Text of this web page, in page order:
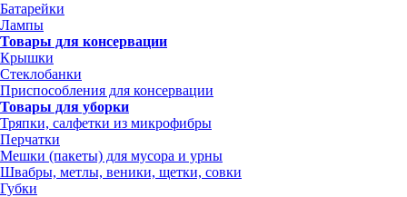
Батарейки
Лампы
Товары для консервации
Крышки
Стеклобанки
Приспособления для консервации
Товары для уборки
Тряпки, салфетки из микрофибры
Перчатки
Мешки (пакеты) для мусора и урны
Швабры, метлы, веники, щетки, совки
Губки